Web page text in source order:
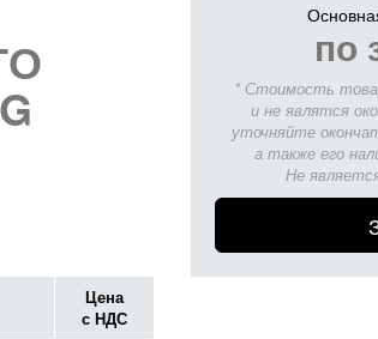
Цена
с НДС
по
* Стоимость
и не являтся
уточняйте
а также его
Не